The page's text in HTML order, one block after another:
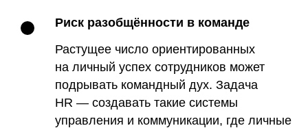
Риск разобщённости в команде
Растущее число ориентированных
на личный успех сотрудников может
подрывать командный дух. Задача
HR — создавать такие системы
управления и коммуникации, где личные